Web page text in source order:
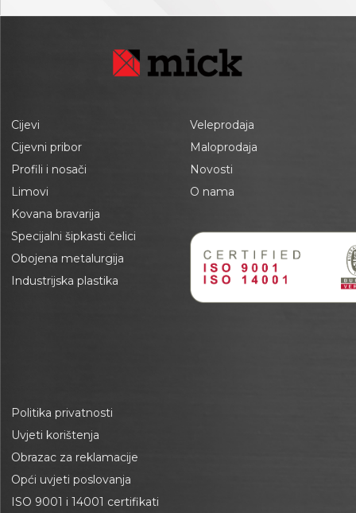
Cijevi
Cijevni pribor
Profili i nosači
Limovi
Kovana bravarija
Specijalni šipkasti čelici
Obojena metalurgija
Industrijska plastika
Veleprodaja
Maloprodaja
Novosti
O nama
Politika privatnosti
Uvjeti korištenja
Obrazac za reklamacije
Opći uvjeti poslovanja
ISO 9001 i 14001 certifikati